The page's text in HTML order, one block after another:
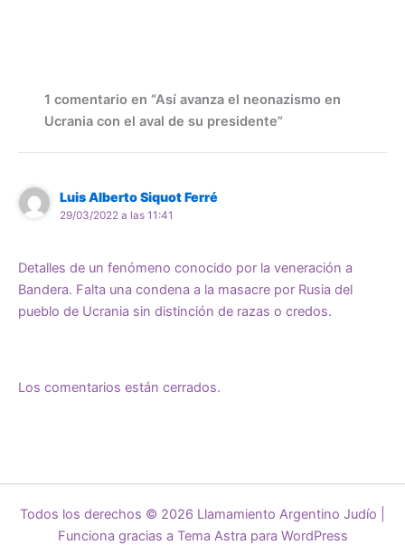
1 comentario en “Así avanza el neonazismo en
Ucrania con el aval de su presidente”
Luis Alberto Siquot Ferré
29/03/2022 a las 11:41
Detalles de un fenómeno conocido por la veneración a
Bandera. Falta una condena a la masacre por Rusia del
pueblo de Ucrania sin distinción de razas o credos.
Los comentarios están cerrados.
Todos los derechos © 2026 Llamamiento Argentino Judío |
Funciona gracias a Tema Astra para WordPress